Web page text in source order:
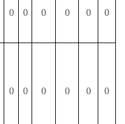
0 0 0 0 0 0
0 0 0 0 0 0